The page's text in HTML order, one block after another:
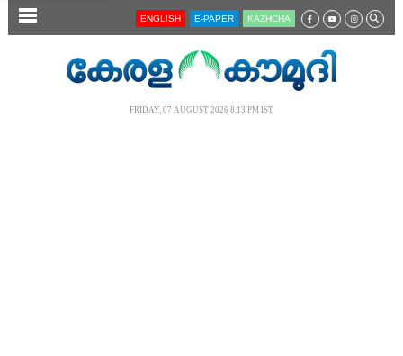
SECTIONS ENGLISH E-PAPER KĀZHCHA
FRIDAY, 07 AUGUST 2026 8.13 PM IST